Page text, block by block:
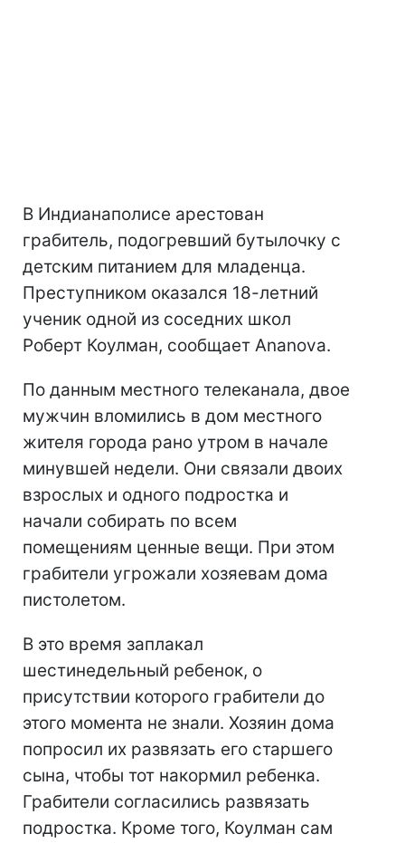
В Индианаполисе арестован
грабитель, подогревший бутылочку с
детским питанием для младенца.
Преступником оказался 18-летний
ученик одной из соседних школ
Роберт Коулман, сообщает Ananova.
По данным местного телеканала, двое
мужчин вломились в дом местного
жителя города рано утром в начале
минувшей недели. Они связали двоих
взрослых и одного подростка и
начали собирать по всем
помещениям ценные вещи. При этом
грабители угрожали хозяевам дома
пистолетом.
В это время заплакал
шестинедельный ребенок, о
присутствии которого грабители до
этого момента не знали. Хозяин дома
попросил их развязать его старшего
сына, чтобы тот накормил ребенка.
Грабители согласились развязать
подростка. Кроме того, Коулман сам